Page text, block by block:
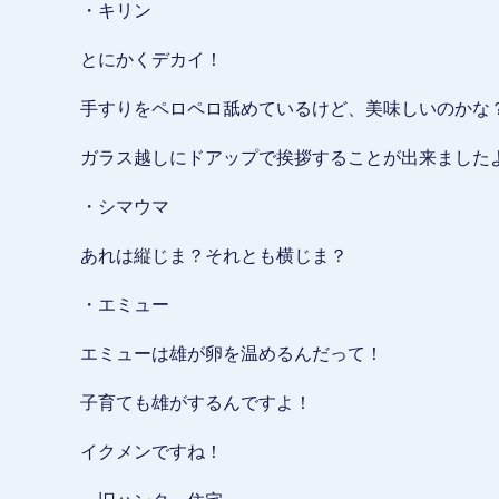
・キリン
とにかくデカイ！
手すりをペロペロ舐めているけど、美味しいのかな
ガラス越しにドアップで挨拶することが出来ました
・シマウマ
あれは縦じま？それとも横じま？
・エミュー
エミューは雄が卵を温めるんだって！
子育ても雄がするんですよ！
イクメンですね！